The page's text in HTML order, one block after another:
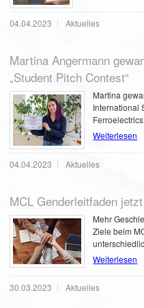
04.04.2023 Aktuelles
Martina Angermann
„Student Pitch Contest“
Martina
International
Weiterlesen
04.04.2023 Aktuelles
MCL Genderleitfaden
Mehr
Ziele beim
Weiterlesen
30.03.2023 Aktuelles